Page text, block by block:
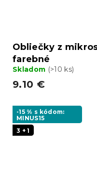
Obliečky z
farebné
Skladom (>10 ks)
9.10 €
-15 % s kódom:
MINUS15
3 + 1